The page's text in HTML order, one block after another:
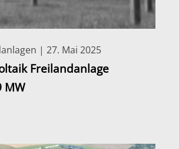
| 27. Mai 2025
Freilandanlage
MW